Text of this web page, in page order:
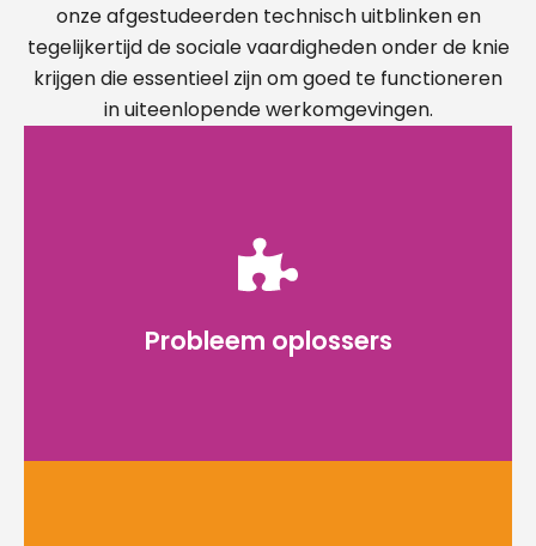
onze afgestudeerden technisch uitblinken en
tegelijkertijd de sociale vaardigheden onder de knie
krijgen die essentieel zijn om goed te functioneren
in uiteenlopende werkomgevingen.
Probleem oplossers
Codam afgestudeerden zijn proactief,
gemotiveerd en vaardig in het zelfstandig
oplossen van complexe uitdagingen door
passen.